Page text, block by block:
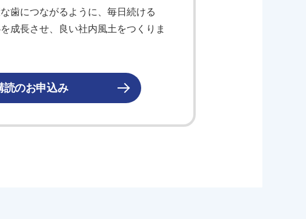
歯につながるように、毎日続ける
成長させ、良い社内風土をつくりま
読のお申込み